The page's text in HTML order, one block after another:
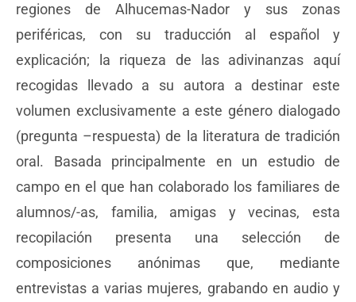
regiones de Alhucemas-Nador y sus zonas
periféricas, con su traducción al español y
explicación; la riqueza de las adivinanzas aquí
recogidas llevado a su autora a destinar este
volumen exclusivamente a este género dialogado
(pregunta –respuesta) de la literatura de tradición
oral. Basada principalmente en un estudio de
campo en el que han colaborado los familiares de
alumnos/-as, familia, amigas y vecinas, esta
recopilación presenta una selección de
composiciones anónimas que, mediante
entrevistas a varias mujeres, grabando en audio y